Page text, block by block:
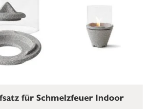
für Schmelzfeuer Indoor